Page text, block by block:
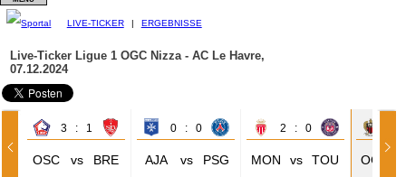
LIVE-TICKER | ERGEBNISSE
Live-Ticker Ligue 1 OGC Nizza - AC Le Havre,
07.12.2024
3 : 1
OSC vs BRE
0 : 0
AJA vs PSG
2 : 0
MON vs TOU OGC